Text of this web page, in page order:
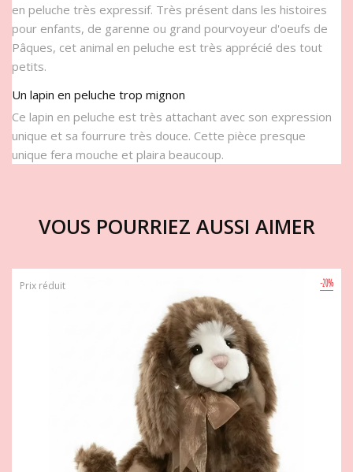
en peluche très expressif. Très présent dans les histoires
pour enfants, de garenne ou grand pourvoyeur d'oeufs de
Pâques, cet animal en peluche est très apprécié des tout
petits.
Un lapin en peluche trop mignon
Ce lapin en peluche est très attachant avec son expression
unique et sa fourrure très douce. Cette pièce presque
unique fera mouche et plaira beaucoup.
VOUS POURRIEZ AUSSI AIMER
-20%
Prix réduit